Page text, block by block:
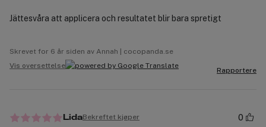
Jättesvåra att applicera och resultatet blir bara spretigt
Skrevet for 6 år siden av Annah | cocopanda.se
Vis oversettelse
Rapportere
LidaBekreftet kjøper 0